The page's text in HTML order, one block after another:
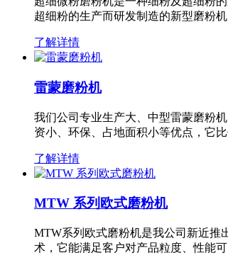
超细粉的生产而研发制造的新型磨粉
了解详情
雷蒙磨粉机
我们公司专业生产大、中型雷蒙磨粉
资小、环保、占地面积小等优点，它
了解详情
MTW 系列欧式磨粉机
MTW系列欧式磨粉机是我公司新近推
术，它能满足客户对产品粒度、性能